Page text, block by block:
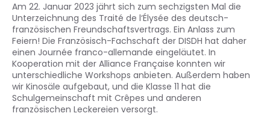
Am 22. Januar 2023 jährt sich zum sechzigsten Mal die
Unterzeichnung des Traité de l‘Élysée des deutsch-
französischen Freundschaftsvertrags. Ein Anlass zum
Feiern! Die Französisch-Fachschaft der DISDH hat daher
einen Journée franco-allemande eingeläutet. In
Kooperation mit der Alliance Française konnten wir
unterschiedliche Workshops anbieten. Außerdem haben
wir Kinosäle aufgebaut, und die Klasse 11 hat die
Schulgemeinschaft mit Crêpes und anderen
französischen Leckereien versorgt.